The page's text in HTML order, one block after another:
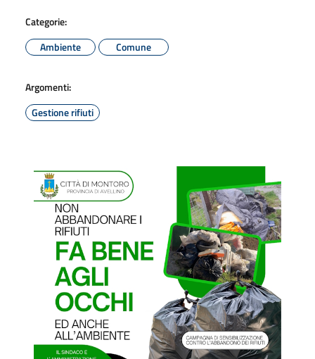
Categorie:
Ambiente
Comune
Argomenti:
Gestione rifiuti